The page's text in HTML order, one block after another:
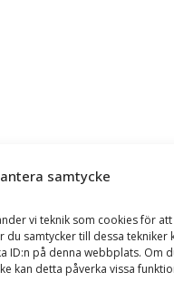
samtycke
vi teknik som cookies för
samtycker till dessa tekniker
ID:n på denna webbplats. Om
kan detta påverka vissa